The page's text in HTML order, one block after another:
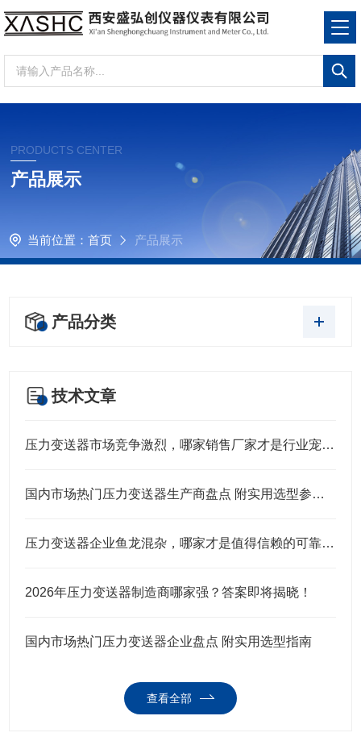
PRODUCTS CENTER
产品展示
当前位置： 首页 产品展示
产品分类
技术文章
压力变送器市场竞争激烈，哪家销售厂家才是行业宠儿？
国内市场热门压力变送器生产商盘点 附实用选型参考指南
压力变送器企业鱼龙混杂，哪家才是值得信赖的可靠之选？
2026年压力变送器制造商哪家强？答案即将揭晓！
国内市场热门压力变送器企业盘点 附实用选型指南
查看全部